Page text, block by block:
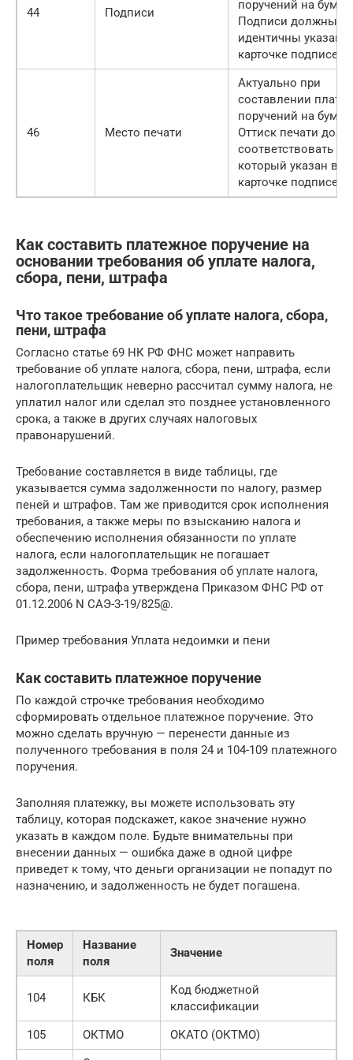
44 Подписи
поручений на
Подписи должны
идентичны
карточке подписей.
46 Место печати
Актуально при
составлении
поручений на
Оттиск печати
соответствовать
который указан в
карточке подписей.
Как составить платежное поручение на
основании требования об уплате налога,
сбора, пени, штрафа
Что такое требование об уплате налога, сбора,
пени, штрафа
Согласно статье 69 НК РФ ФНС может направить
требование об уплате налога, сбора, пени, штрафа, если
налогоплательщик неверно рассчитал сумму налога, не
уплатил налог или сделал это позднее установленного
срока, а также в других случаях налоговых
правонарушений.
Требование составляется в виде таблицы, где
указывается сумма задолженности по налогу, размер
пеней и штрафов. Там же приводится срок исполнения
требования, а также меры по взысканию налога и
обеспечению исполнения обязанности по уплате
налога, если налогоплательщик не погашает
задолженность. Форма требования об уплате налога,
сбора, пени, штрафа утверждена Приказом ФНС РФ от
01.12.2006 N САЭ-3-19/825@.
Пример требования Уплата недоимки и пени
Как составить платежное поручение
По каждой строчке требования необходимо
сформировать отдельное платежное поручение. Это
можно сделать вручную — перенести данные из
полученного требования в поля 24 и 104-109 платежного
поручения.
Заполняя платежку, вы можете использовать эту
таблицу, которая подскажет, какое значение нужно
указать в каждом поле. Будьте внимательны при
внесении данных — ошибка даже в одной цифре
приведет к тому, что деньги организации не попадут по
назначению, и задолженность не будет погашена.
Номер
поля
Название
поля
Значение
104 КБК
Код бюджетной
классификации
105
ОКТМО
ОКАТО (ОКТМО)